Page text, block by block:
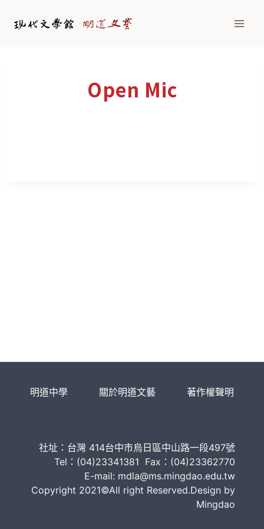
Open Mic
明道中學 關於明道文藝 著作權聲明
社址：台灣 414台中市烏日區中山路一段497號
Tel：(04)23341381 Fax：(04)23362770
E-mail: mdla@ms.mingdao.edu.tw
Copyright 2021©All right Reserved.Design by
Mingdao